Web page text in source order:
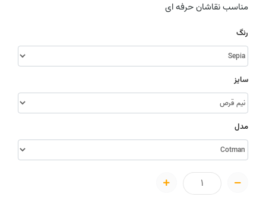
مناسب نقاشان حرفه ای
رنگ
سایز
مدل